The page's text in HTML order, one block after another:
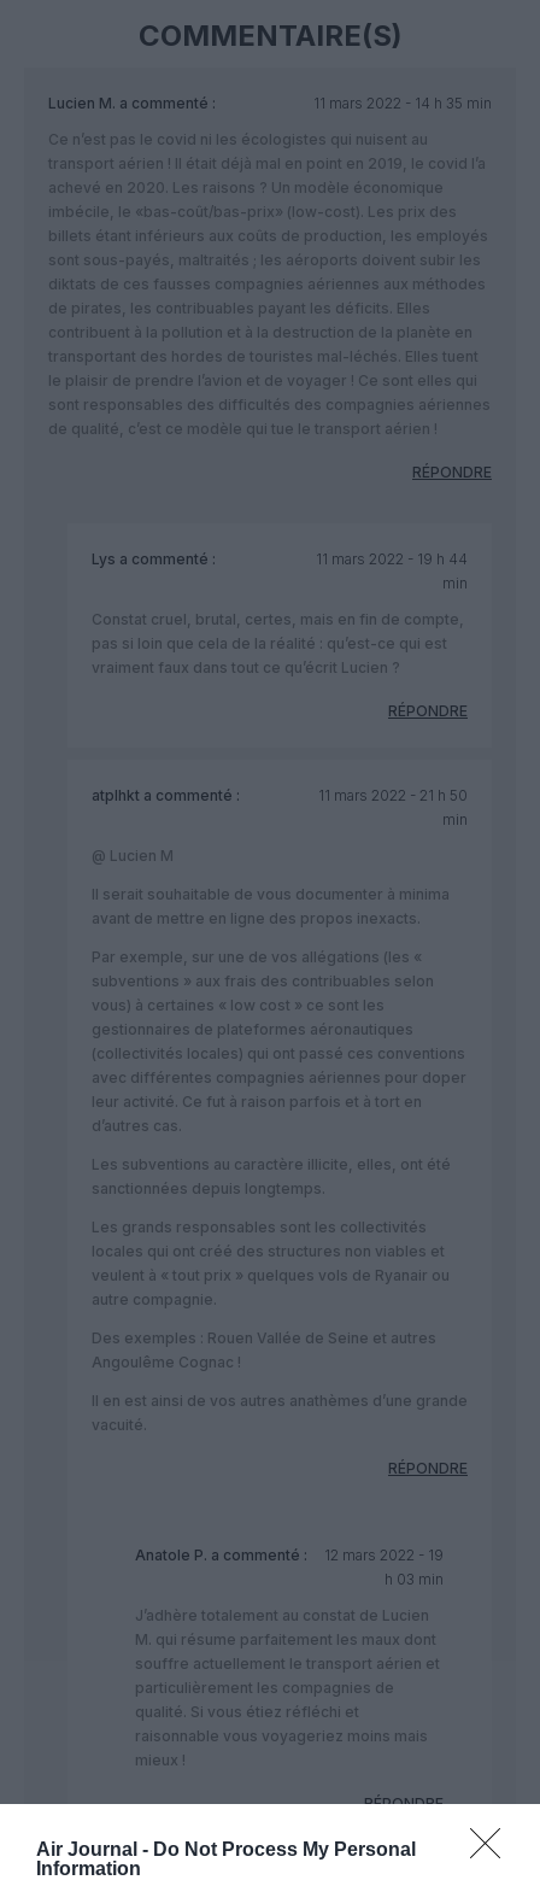
Air Journal - Do Not Process My Personal
Information
COMMENTAIRE(S)
Lucien M. a commenté :
11 mars 2022 - 14 h 35 min
Ce n’est pas le covid ni les écologistes qui nuisent au
transport aérien ! Il était déjà mal en point en 2019, le covid l’a
achevé en 2020. Les raisons ? Un modèle économique
imbécile, le «bas-coût/bas-prix» (low-cost). Les prix des
billets étant inférieurs aux coûts de production, les employés
sont sous-payés, maltraités ; les aéroports doivent subir les
diktats de ces fausses compagnies aériennes aux méthodes
de pirates, les contribuables payant les déficits. Elles
contribuent à la pollution et à la destruction de la planète en
transportant des hordes de touristes mal-léchés. Elles tuent
le plaisir de prendre l’avion et de voyager ! Ce sont elles qui
sont responsables des difficultés des compagnies aériennes
de qualité, c’est ce modèle qui tue le transport aérien !
RÉPONDRE
Lys a commenté :
11 mars 2022 - 19 h 44
min
Constat cruel, brutal, certes, mais en fin de compte,
pas si loin que cela de la réalité : qu’est-ce qui est
vraiment faux dans tout ce qu’écrit Lucien ?
RÉPONDRE
atplhkt a commenté :
11 mars 2022 - 21 h 50
min
@ Lucien M
Il serait souhaitable de vous documenter à minima
avant de mettre en ligne des propos inexacts.
Par exemple, sur une de vos allégations (les «
subventions » aux frais des contribuables selon
vous) à certaines « low cost » ce sont les
gestionnaires de plateformes aéronautiques
(collectivités locales) qui ont passé ces conventions
avec différentes compagnies aériennes pour doper
leur activité. Ce fut à raison parfois et à tort en
d’autres cas.
Les subventions au caractère illicite, elles, ont été
sanctionnées depuis longtemps.
Les grands responsables sont les collectivités
locales qui ont créé des structures non viables et
veulent à « tout prix » quelques vols de Ryanair ou
autre compagnie.
Des exemples : Rouen Vallée de Seine et autres
Angoulême Cognac !
Il en est ainsi de vos autres anathèmes d’une grande
vacuité.
RÉPONDRE
Anatole P. a commenté :
12 mars 2022 - 19
h 03 min
J’adhère totalement au constat de Lucien
M. qui résume parfaitement les maux dont
souffre actuellement le transport aérien et
particulièrement les compagnies de
qualité. Si vous étiez réfléchi et
raisonnable vous voyageriez moins mais
mieux !
RÉPONDRE